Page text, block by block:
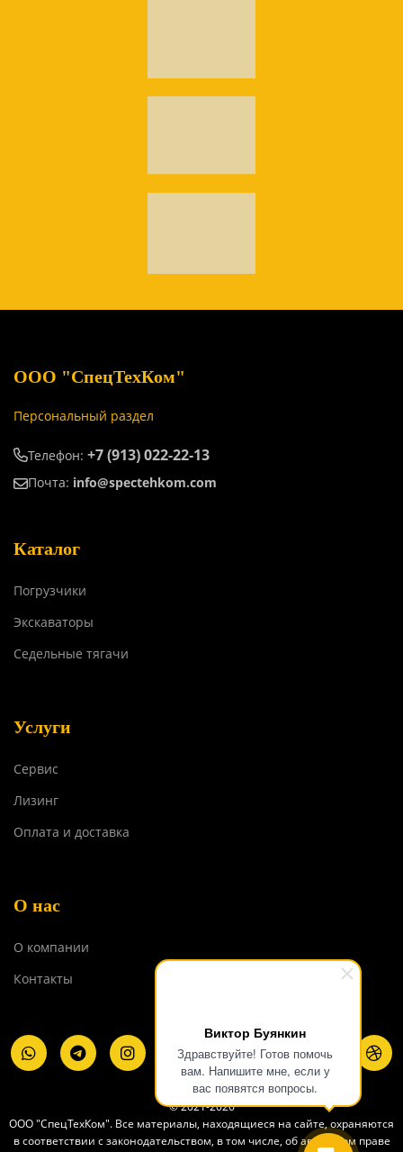
Виктор Буянкин
Здравствуйте! Готов помочь
вам. Напишите мне, если у
вас появятся вопросы.
ООО "СпецТехКом"
Персональный раздел
Телефон: +7 (913) 022-22-13
Почта: info@spectehkom.com
Каталог
Погрузчики
Экскаваторы
Седельные тягачи
Услуги
Сервис
Лизинг
Оплата и доставка
О нас
О компании
Контакты
© 2021-2026
ООО "СпецТехКом". Все материалы, находящиеся на сайте, охраняются
в соответствии с законодательством, в том числе, об авторском праве